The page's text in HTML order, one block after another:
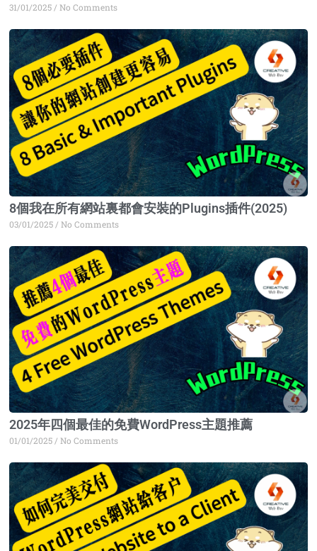
31/01/2025 No Comments
8個我在所有網站裏都會安裝的Plugins插件(2025)
03/01/2025 No Comments
2025年四個最佳的免費WordPress主題推薦
01/01/2025 No Comments